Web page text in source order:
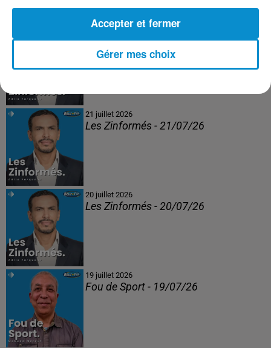
21 juillet 2026
Les Zinformés - 21/07/26
20 juillet 2026
Les Zinformés - 20/07/26
19 juillet 2026
Fou de Sport - 19/07/26
Gérer mes choix
Accepter et fermer